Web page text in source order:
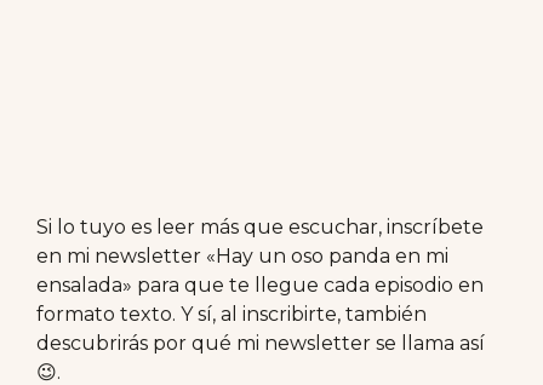
Si lo tuyo es leer más que escuchar, inscríbete
en mi newsletter «Hay un oso panda en mi
ensalada» para que te llegue cada episodio en
formato texto. Y sí, al inscribirte, también
descubrirás por qué mi newsletter se llama así
😉.